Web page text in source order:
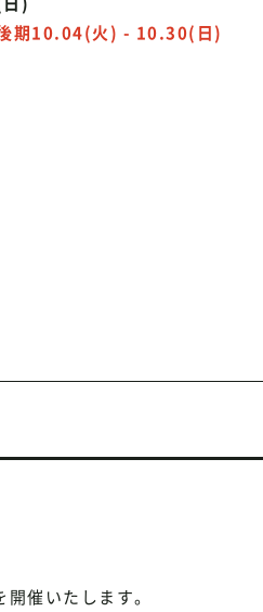
期10.04(火) - 10.30(日)
催いたします。